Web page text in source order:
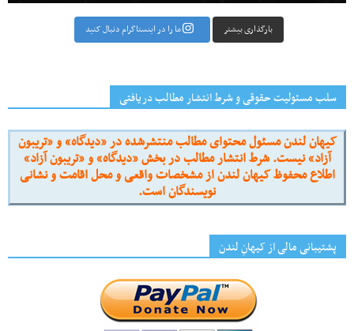
بارگذاری بیشتر ما را در اینستاگرام دنبال کنید
سلب مسئولیت حقوقی و شرط انتشار مطالب دریافتی
کیهان لندن مسئول محتوای مطالب منتشرشده در «دیدگاه» و «تریبون
آزاد» نیست. شرط انتشار مطالب در بخش «دیدگاه» و «تریبون آزاد»
اطلاع محفوظ کیهان لندن از مشخصات واقعی و محل اقامت و نشانی
نویسندگان است.
پشتیبانی مالی از کیهانِ لندن